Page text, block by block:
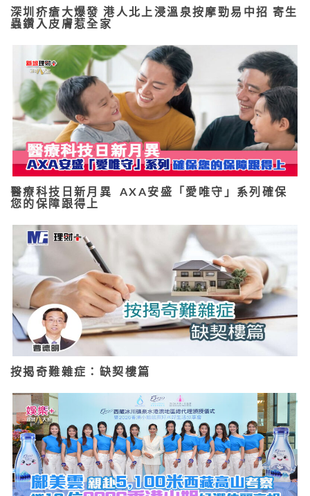
深圳疥瘡大爆發 港人北上浸溫泉按摩勁易中招 寄生
蟲鑽入皮膚惹全家
醫療科技日新月異 AXA安盛「愛唯守」系列確保
您的保障跟得上
按揭奇難雜症：缺契樓篇